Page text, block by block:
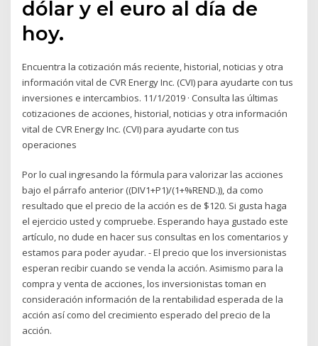
dólar y el euro al día de
hoy.
Encuentra la cotización más reciente, historial, noticias y otra
información vital de CVR Energy Inc. (CVI) para ayudarte con tus
inversiones e intercambios. 11/1/2019 · Consulta las últimas
cotizaciones de acciones, historial, noticias y otra información
vital de CVR Energy Inc. (CVI) para ayudarte con tus
operaciones
Por lo cual ingresando la fórmula para valorizar las acciones
bajo el párrafo anterior ((DIV1+P1)/(1+%REND.)), da como
resultado que el precio de la acción es de $120. Si gusta haga
el ejercicio usted y compruebe. Esperando haya gustado este
artículo, no dude en hacer sus consultas en los comentarios y
estamos para poder ayudar. - El precio que los inversionistas
esperan recibir cuando se venda la acción. Asimismo para la
compra y venta de acciones, los inversionistas toman en
consideración información de la rentabilidad esperada de la
acción así como del crecimiento esperado del precio de la
acción.